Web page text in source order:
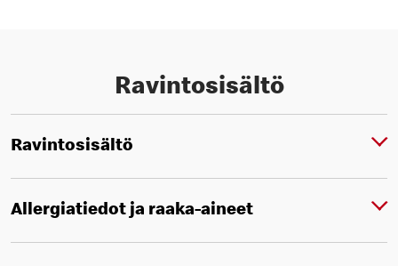
Ravintosisältö
Ravintosisältö
Allergiatiedot ja raaka-aineet